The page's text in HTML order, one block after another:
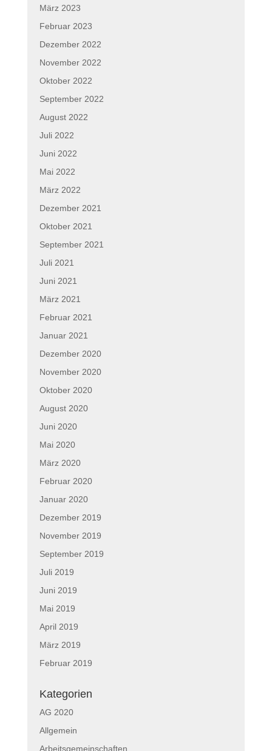
März 2023
Februar 2023
Dezember 2022
November 2022
Oktober 2022
September 2022
August 2022
Juli 2022
Juni 2022
Mai 2022
März 2022
Dezember 2021
Oktober 2021
September 2021
Juli 2021
Juni 2021
März 2021
Februar 2021
Januar 2021
Dezember 2020
November 2020
Oktober 2020
August 2020
Juni 2020
Mai 2020
März 2020
Februar 2020
Januar 2020
Dezember 2019
November 2019
September 2019
Juli 2019
Juni 2019
Mai 2019
April 2019
März 2019
Februar 2019
Kategorien
AG 2020
Allgemein
Arbeitsgemeinschaften